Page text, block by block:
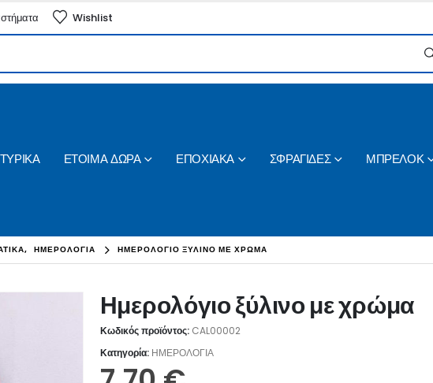
Wishlist
ΕΤΟΙΜΑ ΔΩΡΑ ΕΠΟΧΙΑΚΑ ΣΦΡΑΓΙΔΕΣ ΜΠΡΕΛΟΚ
, ΗΜΕΡΟΛΟΓΙΑ ΗΜΕΡΟΛΌΓΙΟ ΞΎΛΙΝΟ ΜΕ ΧΡΏΜΑ
Ημερολόγιο ξύλινο με χρώμα
Κωδικός προϊόντος: CAL00002
Κατηγορία: ΗΜΕΡΟΛΟΓΙΑ